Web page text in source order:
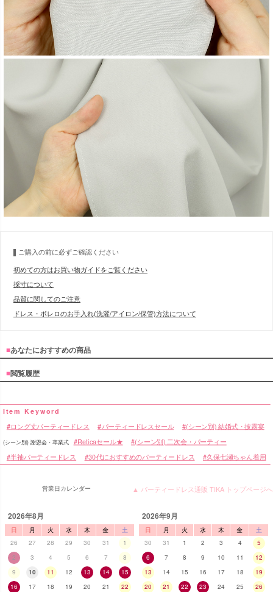
ご購入の前に必ずご確認ください
初めての方はお買い物ガイドをご覧ください
採寸について
品質に関してのご注意
ドレス・ボレロのお手入れ(洗濯/アイロン/保管)方法について
■あなたにおすすめの商品
■閲覧履歴
ロング丈パーティードレス パーティードレスセール (シーン別) 結婚式・披露宴
(シーン別) 謝恩会・卒業式 Reticaセール★ (シーン別) 二次会・パーティー
半袖パーティードレス 30代におすすめのパーティードレス 久保七瀬ちゃん着用
▲ パーティードレス通販 TIKA トップページへ
営業日カレンダー
2026年8月
日 月 火 水 木 金
土
26
27 28 29 30 31
1
2
3 4 5 6 7
8
9
10 11 12 13 14
15
16
17 18 19 20 21
22
2026年9月
日 月 火 水 木 金
土
30
31 1 2 3 4
5
6
7 8 9 10 11
12
13
14 15 16 17 18
19
20
21 22 23 24 25
26